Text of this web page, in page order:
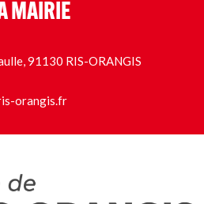
MAIRIE
91130 RIS-ORANGIS
orangis.fr